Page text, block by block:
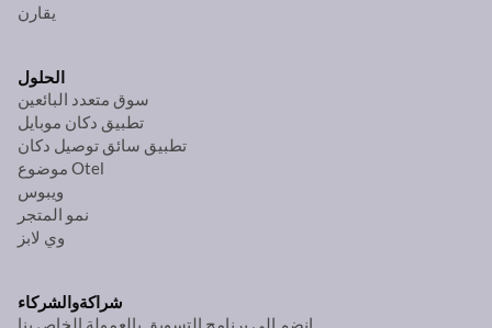
يقارن
الحلول
سوق متعدد البائعين
تطبيق دكان موبايل
تطبيق سائق توصيل دكان
موضوع Otel
ويبوس
نمو المتجر
وي لابز
شراكةوالشركاء
انضم إلى برنامج التسويق بالعمولة الخاص بنا